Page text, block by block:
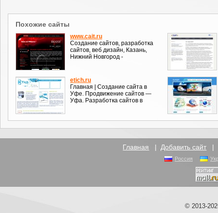
Похожие сайты
www.cait.ru
Cоздание сайтов, разработка
сайтов, веб дизайн, Казань,
Нижний Новгород -
etich.ru
Главная | Создание сайта в
Уфе. Продвижение сайтов —
Уфа. Разработка сайтов в
Главная | Добавить сайт |
Россия
© 2013-